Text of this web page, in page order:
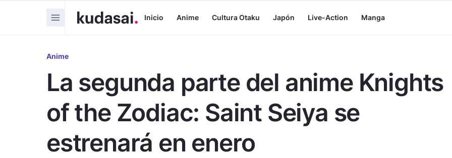
Inicio Anime Cultura Otaku Japón Live-Action Manga
Anime
La segunda parte del anime Knights
of the Zodiac: Saint Seiya se
estrenará en enero